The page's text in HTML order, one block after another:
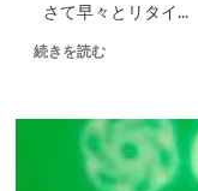
さて早々とリタイ...
続きを読む